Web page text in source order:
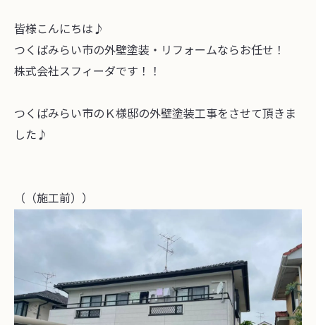
皆様こんにちは♪
つくばみらい市の外壁塗装・リフォームならお任せ！
株式会社スフィーダです！！
つくばみらい市のＫ様邸の外壁塗装工事をさせて頂きま
した♪
（（施工前））